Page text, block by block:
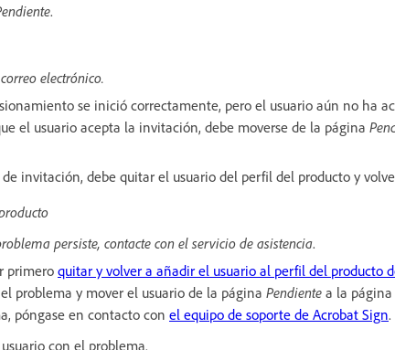
.
electrónico.
se inició correctamente, pero el usuario aún no ha
el usuario acepta la invitación, debe moverse de la página
invitación, debe quitar el usuario del perfil del producto y
persiste, contacte con el servicio de asistencia.
primero quitar y volver a añadir el usuario al perfil del producto
problema y mover el usuario de la página Pendiente a la página
póngase en contacto con el equipo de soporte de Acrobat Sign
con el problema.